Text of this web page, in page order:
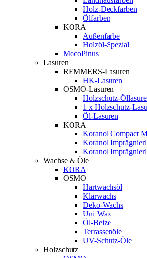
Holz-Deckfarben
Ölfarben
KORA
Außenfarbe
Holzöl-Spezial
MocoPinus
Lasuren
REMMERS-Lasuren
HK-Lasuren
OSMO-Lasuren
Holzschutz-
1 x Holzschutz-
Öl-Lasuren
KORA
Koranol Compact
Koranol
Koranol
Wachse & Öle
KORA
OSMO
Hartwachsöl
Klarwachs
Deko-Wachs
Uni-Wax
Öl-Beize
Terrassenöle
UV-Schutz-Öle
Holzschutz